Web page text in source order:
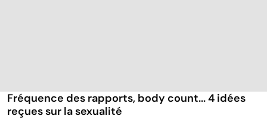
Fréquence des rapports, body count... 4 idées
reçues sur la sexualité